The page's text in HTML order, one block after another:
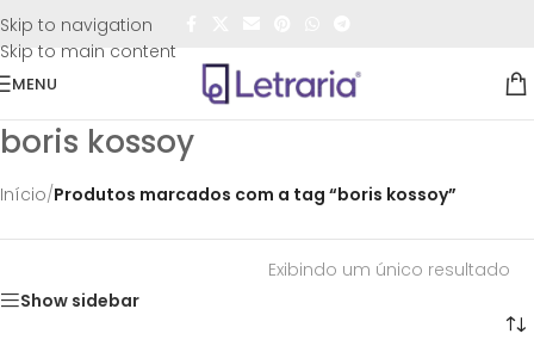
Skip to navigation
Skip to main content
FRETE GRÁTIS
MENU
boris kossoy
Início/Produtos marcados com a tag “boris kossoy”
Show sidebar
Exibindo um único resultado